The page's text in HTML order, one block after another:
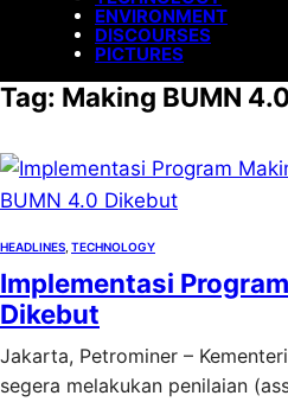
ENVIRONMENT
DISCOURSES
PICTURES
Tag: Making BUMN
HEADLINES TECHNOLOGY
Implementasi
Dikebut
Jakarta, Petrominer –
segera melakukan penilaian